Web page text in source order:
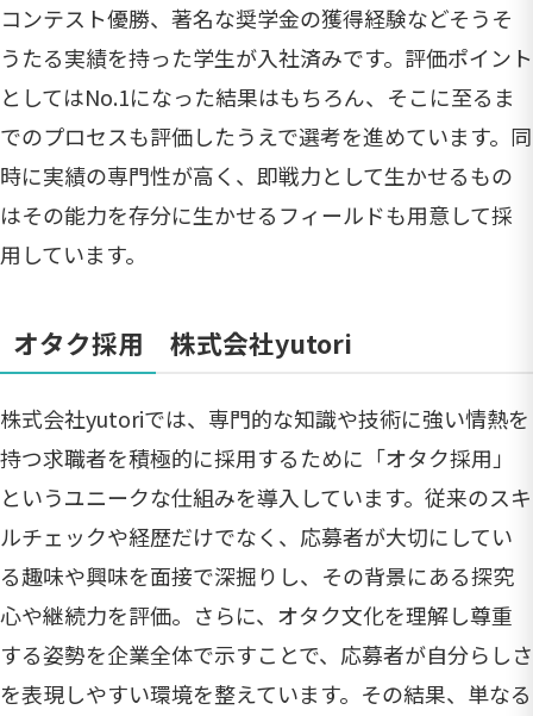
コンテスト優勝、著名な奨学金の獲得経験などそうそ
うたる実績を持った学生が入社済みです。評価ポイント
としてはNo.1になった結果はもちろん、そこに至るま
でのプロセスも評価したうえで選考を進めています。同
時に実績の専門性が高く、即戦力として生かせるもの
はその能力を存分に生かせるフィールドも用意して採
用しています。
オタク採用 株式会社yutori
株式会社yutoriでは、専門的な知識や技術に強い情熱を
持つ求職者を積極的に採用するために「オタク採用」
というユニークな仕組みを導入しています。従来のスキ
ルチェックや経歴だけでなく、応募者が大切にしてい
る趣味や興味を面接で深掘りし、その背景にある探究
心や継続力を評価。さらに、オタク文化を理解し尊重
する姿勢を企業全体で示すことで、応募者が自分らしさ
を表現しやすい環境を整えています。その結果、単なる